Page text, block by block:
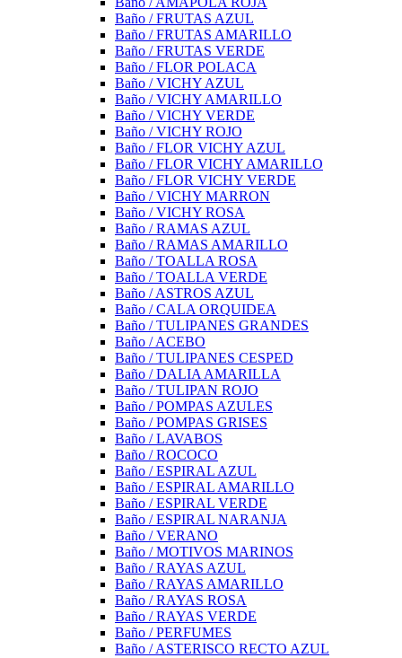
Baño / FRUTAS AZUL
Baño / FRUTAS AMARILLO
Baño / FRUTAS VERDE
Baño / FLOR POLACA
Baño / VICHY AZUL
Baño / VICHY AMARILLO
Baño / VICHY VERDE
Baño / VICHY ROJO
Baño / FLOR VICHY AZUL
Baño / FLOR VICHY AMARILLO
Baño / FLOR VICHY VERDE
Baño / VICHY MARRON
Baño / VICHY ROSA
Baño / RAMAS AZUL
Baño / RAMAS AMARILLO
Baño / TOALLA ROSA
Baño / TOALLA VERDE
Baño / ASTROS AZUL
Baño / CALA ORQUIDEA
Baño / TULIPANES GRANDES
Baño / ACEBO
Baño / TULIPANES CESPED
Baño / DALIA AMARILLA
Baño / TULIPAN ROJO
Baño / POMPAS AZULES
Baño / POMPAS GRISES
Baño / LAVABOS
Baño / ROCOCO
Baño / ESPIRAL AZUL
Baño / ESPIRAL AMARILLO
Baño / ESPIRAL VERDE
Baño / ESPIRAL NARANJA
Baño / VERANO
Baño / MOTIVOS MARINOS
Baño / RAYAS AZUL
Baño / RAYAS AMARILLO
Baño / RAYAS ROSA
Baño / RAYAS VERDE
Baño / PERFUMES
Baño / ASTERISCO RECTO AZUL